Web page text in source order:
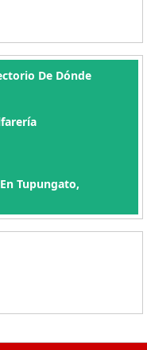
De Dónde
Tupungato,